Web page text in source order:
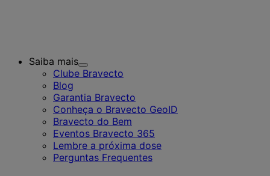
Saiba mais
Toggle
Submenu
Saiba
mais
Clube Bravecto
Blog
Garantia Bravecto
Conheça o Bravecto GeoID
Bravecto do Bem
Eventos Bravecto 365
Lembre a próxima dose
Perguntas Frequentes